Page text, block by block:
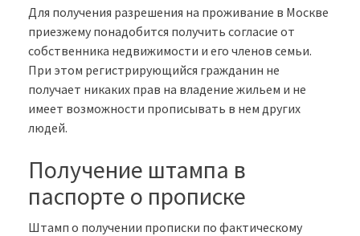
Для получения разрешения на проживание в Москве
приезжему понадобится получить согласие от
собственника недвижимости и его членов семьи.
При этом регистрирующийся гражданин не
получает никаких прав на владение жильем и не
имеет возможности прописывать в нем других
людей.
Получение штампа в
паспорте о прописке
Штамп о получении прописки по фактическому